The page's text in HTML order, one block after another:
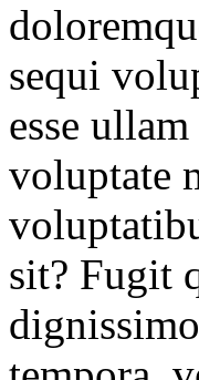
sequi
esse
voluptate
sit? Fugit